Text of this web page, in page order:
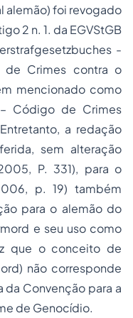
alemão) foi revogado
2 n. 1. da EGVStGB
-
Crimes contra o
mencionado como
– Código de Crimes
a redação
sem alteração
P. 331), para o
p. 19) também
para o alemão do
e seu uso como
que o conceito de
) não corresponde
Convenção para a
de Genocídio.